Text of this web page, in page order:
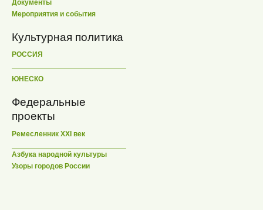
Документы
Мероприятия и события
Культурная политика
РОССИЯ
ЮНЕСКО
Федеральные
проекты
Ремесленник XXI век
Азбука народной культуры
Узоры городов России